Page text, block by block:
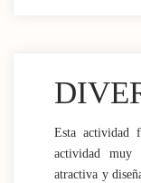
Esta actividad
actividad
atractiva y